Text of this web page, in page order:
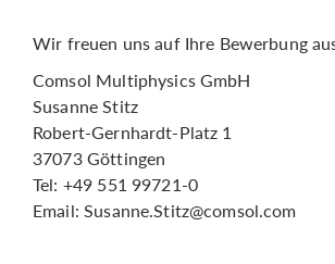
Wir freuen uns auf Ihre Bewerbung
Comsol Multiphysics GmbH
Susanne Stitz
Robert-Gernhardt-Platz 1
37073 Göttingen
Tel: +49 551 99721-0
Email: Susanne.Stitz@comsol.com